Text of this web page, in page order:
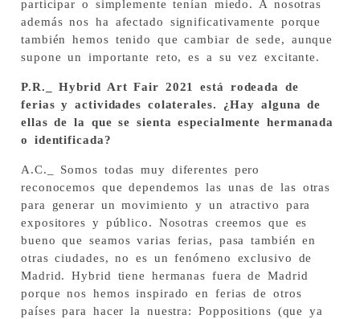
participar o simplemente tenían miedo. A nosotras
además nos ha afectado significativamente porque
también hemos tenido que cambiar de sede, aunque
supone un importante reto, es a su vez excitante.
P.R._ Hybrid Art Fair 2021 está rodeada de
ferias y actividades colaterales. ¿Hay alguna de
ellas de la que se sienta especialmente hermanada
o identificada?
A.C._ Somos todas muy diferentes pero
reconocemos que dependemos las unas de las otras
para generar un movimiento y un atractivo para
expositores y público. Nosotras creemos que es
bueno que seamos varias ferias, pasa también en
otras ciudades, no es un fenómeno exclusivo de
Madrid. Hybrid tiene hermanas fuera de Madrid
porque nos hemos inspirado en ferias de otros
países para hacer la nuestra: Poppositions (que ya